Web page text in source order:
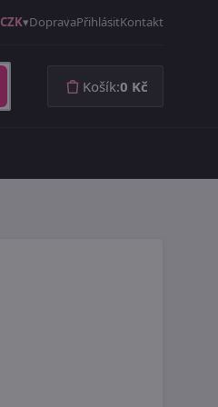
CZK DopravaPřihlásitKontakt
Košík:0 Kč